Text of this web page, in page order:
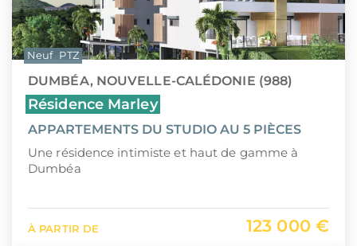
DUMBÉA, NOUVELLE-CALÉDONIE (988)
Résidence Marley
APPARTEMENTS DU STUDIO AU 5 PIÈCES
Une résidence intimiste et haut de gamme à
Dumbéa
À PARTIR DE 123 000 €
Neuf PTZ